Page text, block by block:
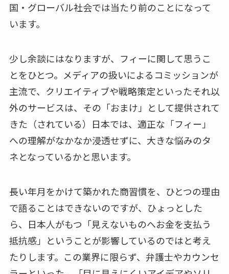
国・グローバル社会では当たり前のことになって
います。
少し余談にはなりますが、フィーに関して思うこ
とをひとつ。メディアの扱いによるコミッションが
主流で、クリエイティブや戦略策定といったそれ以
外のサービスは、その「おまけ」として提供されて
きた（されている）日本では、適正な「フィー」
への理解がなかなか浸透せずに、大きな悩みのタ
ネとなっているかと思います。
長い年月をかけて築かれた商習慣を、ひとつの理由
で語ることはできないのですが、ひょっとした
ら、日本人がもつ「見えないものへお金を支払う
抵抗感」ということが影響しているのではと考え
たりします。この業界に限らず、弁護士やカウンセ